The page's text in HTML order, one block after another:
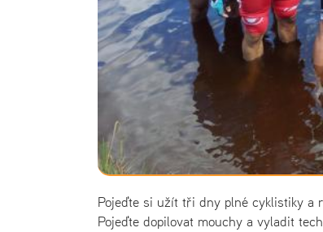
Pojeďte si užít tři dny plné cyklistiky a
Pojeďte dopilovat mouchy a vyladit